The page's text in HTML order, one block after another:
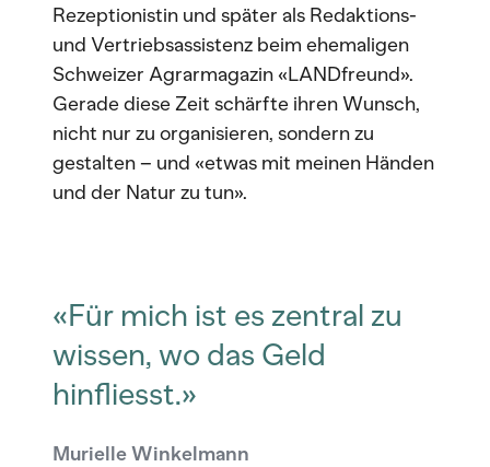
Rezeptionistin und später als Redaktions-
und Vertriebsassistenz beim ehemaligen
Schweizer Agrarmagazin «LANDfreund».
Gerade diese Zeit schärfte ihren Wunsch,
nicht nur zu organisieren, sondern zu
gestalten – und «etwas mit meinen Händen
und der Natur zu tun».
«Für mich ist es zentral zu
wissen, wo das Geld
hinfliesst.»
Murielle Winkelmann